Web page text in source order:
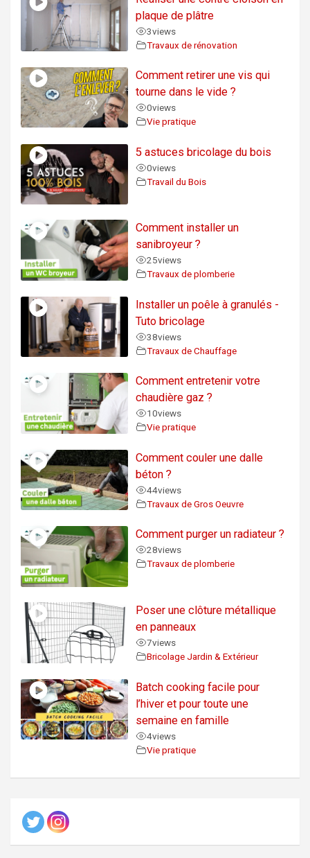
plaque de plâtre
3views
Travaux de rénovation
Comment retirer une vis qui
tourne dans le vide ?
0views
Vie pratique
5 astuces bricolage du bois
0views
Travail du Bois
Comment installer un
sanibroyeur ?
25views
Travaux de plomberie
Installer un poêle à granulés -
Tuto bricolage
38views
Travaux de Chauffage
Comment entretenir votre
chaudière gaz ?
10views
Vie pratique
Comment couler une dalle
béton ?
44views
Travaux de Gros Oeuvre
Comment purger un radiateur ?
28views
Travaux de plomberie
Poser une clôture métallique
en panneaux
7views
Bricolage Jardin & Extérieur
Batch cooking facile pour
l’hiver et pour toute une
semaine en famille
4views
Vie pratique